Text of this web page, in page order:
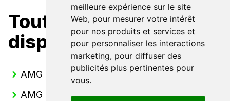
meilleure expérience sur le site
Web, pour mesurer votre intérêt
pour nos produits et services et
pour personnaliser les interactions
marketing, pour diffuser des
publicités plus pertinentes pour
vous.
Toutes nos Mercedes
disponibles
AMG GT Coupe
AMG GT Roadster